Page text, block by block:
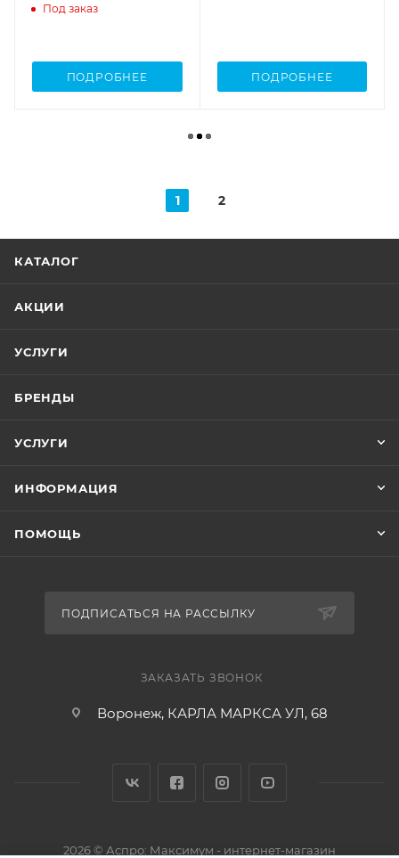
Под заказ
ПОДРОБНЕЕ ПОДРОБНЕЕ
1 2
КАТАЛОГ
АКЦИИ
УСЛУГИ
БРЕНДЫ
УСЛУГИ
ИНФОРМАЦИЯ
ПОМОЩЬ
ПОДПИСАТЬСЯ НА РАССЫЛКУ
ЗАКАЗАТЬ ЗВОНОК
Воронеж, КАРЛА МАРКСА УЛ, 68
2026 © Аспро: Максимум - интернет-магазин